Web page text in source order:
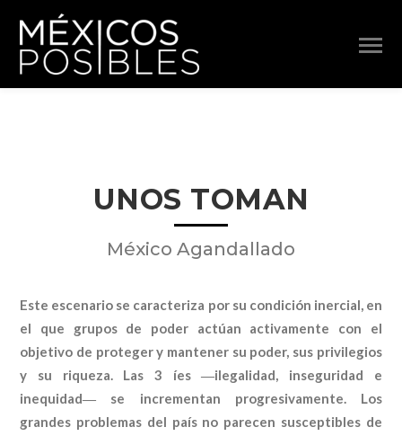
UNOS TOMAN
México Agandallado
Este escenario se caracteriza por su condición inercial, en
el que grupos de poder actúan activamente con el
objetivo de proteger y mantener su poder, sus privilegios
y su riqueza. Las 3 íes ―ilegalidad, inseguridad e
inequidad― se incrementan progresivamente. Los
grandes problemas del país no parecen susceptibles de